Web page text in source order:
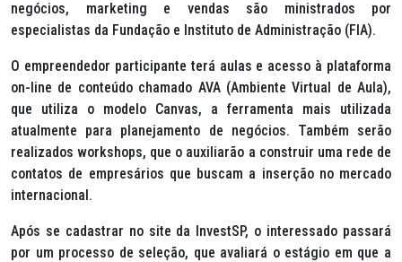
negócios, marketing e vendas são ministrados por
especialistas da Fundação e Instituto de Administração (FIA).
O empreendedor participante terá aulas e acesso à plataforma
on-line de conteúdo chamado AVA (Ambiente Virtual de Aula),
que utiliza o modelo Canvas, a ferramenta mais utilizada
atualmente para planejamento de negócios. Também serão
realizadosworkshops, que o auxiliarão a construir uma rede de
contatos de empresários que buscam a inserção no mercado
internacional.
Após se cadastrar no site da InvestSP, o interessado passará
por um processo de seleção, que avaliará o estágio em que a